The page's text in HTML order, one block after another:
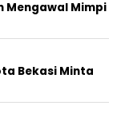
Mengawal Mimpi
Bekasi Minta